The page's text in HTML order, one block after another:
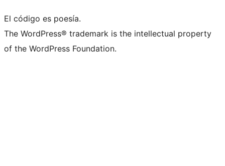
El código es poesía.
The WordPress® trademark is the intellectual property
of the WordPress Foundation.